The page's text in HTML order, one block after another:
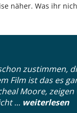
näher. Was ihr
zustimmen,
Film ist das es
Moore,
... weiterlesen